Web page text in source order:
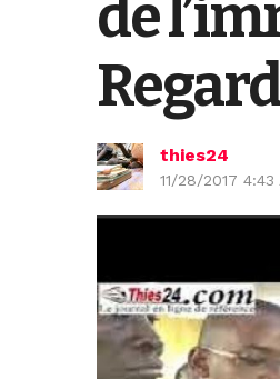
de
thies24
11/28/2017 4:43